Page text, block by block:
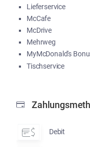
Lieferservice
McCafe
McDrive
Mehrweg
MyMcDonald's
Tischservice
Debit